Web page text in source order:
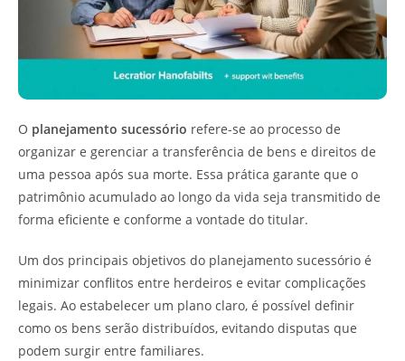
O planejamento sucessório refere-se ao processo de
organizar e gerenciar a transferência de bens e direitos de
uma pessoa após sua morte. Essa prática garante que o
patrimônio acumulado ao longo da vida seja transmitido de
forma eficiente e conforme a vontade do titular.
Um dos principais objetivos do planejamento sucessório é
minimizar conflitos entre herdeiros e evitar complicações
legais. Ao estabelecer um plano claro, é possível definir
como os bens serão distribuídos, evitando disputas que
podem surgir entre familiares.